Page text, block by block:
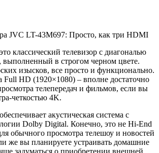
JVC LT-43M697: Просто, как три HDMI
классический телевизор с диагональю
в строгом черном цвете.
изысков, все просто и функционально.
Full HD (1920×1080) – вполне достаточно
телепередач и фильмов, если вы
четкостью 4K.
акустическая система с
Dolby Digital. Конечно, это не Hi-End
обычного просмотра телешоу и новостей
же вы планируете устраивать домашние
задуматься о приобретении внешней